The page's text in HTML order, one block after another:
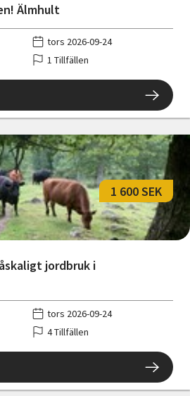
Älmhult
tors 2026-09-24
1 Tillfällen
jordbruk i
1 600 SEK
tors 2026-09-24
4 Tillfällen